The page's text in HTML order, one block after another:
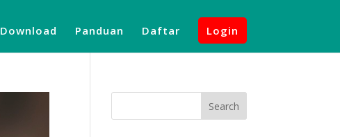
Download Panduan Daftar Login